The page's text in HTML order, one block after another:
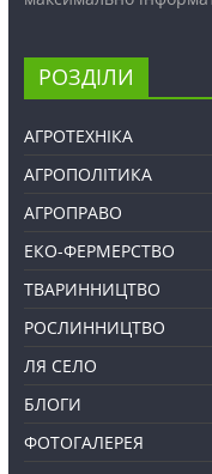
РОЗДІЛИ
АГРОТЕХНІКА
АГРОПОЛІТИКА
АГРОПРАВО
ЕКО-ФЕРМЕРСТВО
ТВАРИННИЦТВО
РОСЛИННИЦТВО
ЛЯ СЕЛО
БЛОГИ
ФОТОГАЛЕРЕЯ